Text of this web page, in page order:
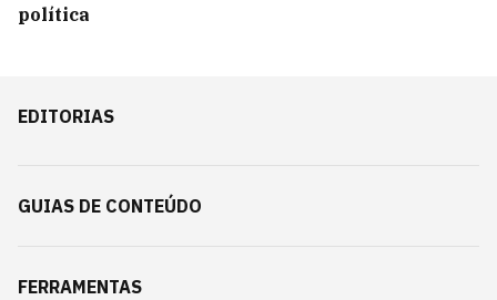
política
EDITORIAS
GUIAS DE CONTEÚDO
FERRAMENTAS